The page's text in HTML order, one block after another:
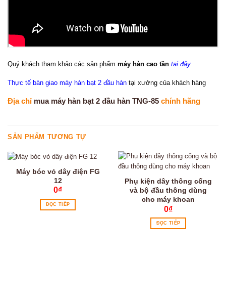
Quý khách tham khảo các sản phẩm máy hàn cao tần tại đây
Thực tế bàn giao máy hàn bạt 2 đầu hàn tại xưởng của khách hàng
Địa chỉ mua máy hàn bạt 2 đầu hàn TNG-85 chính hãng
SẢN PHẨM TƯƠNG TỰ
Máy bóc vỏ dây điện FG
12
0₫
ĐỌC TIẾP
Phụ kiện dây thông cống
và bộ đầu thông dùng
cho máy khoan
0₫
ĐỌC TIẾP